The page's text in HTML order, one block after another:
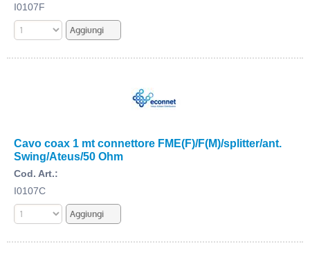
I0107F
Cavo coax 1 mt connettore FME(F)/F(M)/splitter/ant.
Swing/Ateus/50 Ohm
Cod. Art.:
I0107C